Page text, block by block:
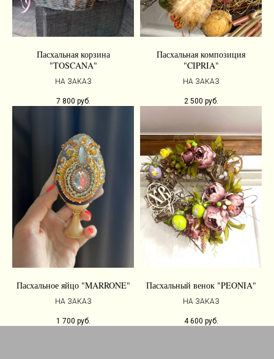
Пасхальная корзина
"TOSCANA"
НА ЗАКАЗ
7 800 руб.
Пасхальная композиция
"CIPRIA"
НА ЗАКАЗ
2 500 руб.
Пасхальное яйцо "MARRONE"
НА ЗАКАЗ
1 700 руб.
Пасхальный венок "PEONIA"
НА ЗАКАЗ
4 600 руб.